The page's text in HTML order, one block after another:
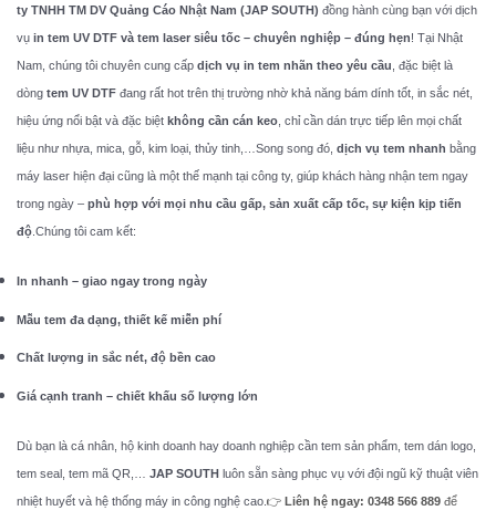
ty TNHH TM DV Quảng Cáo Nhật Nam (JAP SOUTH) đồng hành cùng bạn với dịch
vụ in tem UV DTF và tem laser siêu tốc – chuyên nghiệp – đúng hẹn! Tại Nhật
Nam, chúng tôi chuyên cung cấp dịch vụ in tem nhãn theo yêu cầu , đặc biệt là
dòng tem UV DTF đang rất hot trên thị trường nhờ khả năng bám dính tốt, in sắc nét,
hiệu ứng nổi bật và đặc biệt không cần cán keo , chỉ cần dán trực tiếp lên mọi chất
liệu như nhựa, mica, gỗ, kim loại, thủy tinh,…Song song đó, dịch vụ tem nhanh bằng
máy laser hiện đại cũng là một thế mạnh tại công ty, giúp khách hàng nhận tem ngay
trong ngày – phù hợp với mọi nhu cầu gấp, sản xuất cấp tốc, sự kiện kịp tiến
độ .Chúng tôi cam kết:
In nhanh – giao ngay trong ngày
Mẫu tem đa dạng, thiết kế miễn phí
Chất lượng in sắc nét, độ bền cao
Giá cạnh tranh – chiết khấu số lượng lớn
Dù bạn là cá nhân, hộ kinh doanh hay doanh nghiệp cần tem sản phẩm, tem dán logo,
tem seal, tem mã QR,… JAP SOUTH luôn sẵn sàng phục vụ với đội ngũ kỹ thuật viên
nhiệt huyết và hệ thống máy in công nghệ cao. 👉 Liên hệ ngay: 0348 566 889 để